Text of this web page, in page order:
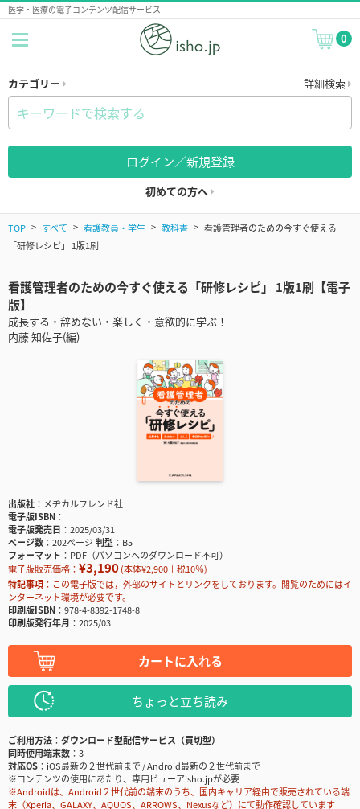
医学・医療の電子コンテンツ配信サービス
0
カテゴリー 詳細検索
ログイン／新規登録
初めての方へ
TOP すべて 看護教員・学生 教科書
看護管理者のための今すぐ使える
「研修レシピ」 1版1刷
看護管理者のための今すぐ使える「研修レシピ」 1版1刷【電子
版】
成長する・辞めない・楽しく・意欲的に学ぶ！
内藤 知佐子(編)
出版社
メヂカルフレンド社
電子版ISBN
電子版発売日
2025/03/31
ページ数
202ページ判型
B5
フォーマット
PDF（パソコンへのダウンロード不可）
電子版販売価格： ¥3,190(本体¥2,900＋税10％)
特記事項
この電子版では，外部のサイトとリンクをしております。閲覧のためにはイ
ンターネット環境が必要です。
印刷版ISBN
978-4-8392-1748-8
印刷版発行年月
2025/03
カートに入れる
ちょっと立ち読み
ご利用方法
ダウンロード型配信サービス（買切型）
同時使用端末数
3
対応OS
iOS最新の２世代前まで / Android最新の２世代前まで
※コンテンツの使用にあたり、専用ビューアisho.jpが必要
※Androidは、Android２世代前の端末のうち、国内キャリア経由で販売されている端
末（Xperia、GALAXY、AQUOS、ARROWS、Nexusなど）にて動作確認しています